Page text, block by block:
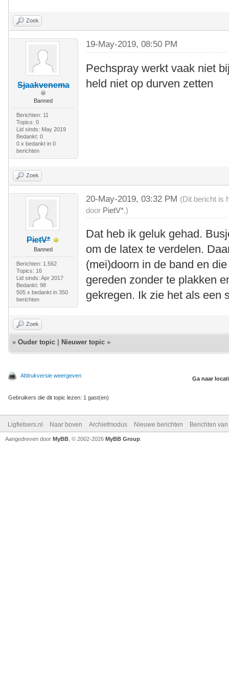
Zoek
Sjaakvenema
Banned
Berichten: 11
Topics: 0
Lid sinds: May 2019
Bedankt: 0
0 x bedankt in 0
berichten
19-May-2019, 08:50 PM
Pechspray werkt vaak niet
held niet op durven zetten
Zoek
PietV*
Banned
Berichten: 1.562
Topics: 16
Lid sinds: Apr 2017
Bedankt: 98
505 x bedankt in 350
berichten
20-May-2019, 03:32 PM (Dit bericht is
door PietV*.)
Dat heb ik geluk gehad.
om de latex te verdelen.
(mei)doorn in de band en
gereden zonder te plakken
gekregen. Ik zie het als een
Zoek
« Ouder topic Nieuwer topic »
Afdrukversie weergeven Ga naar
Gebruikers die dit topic lezen: 1 gast(en)
Ligfietsers.nl Naar boven Archiefmodus Nieuwe berichten Berichten
Aangedreven door MyBB , © 2002-2026 MyBB Group